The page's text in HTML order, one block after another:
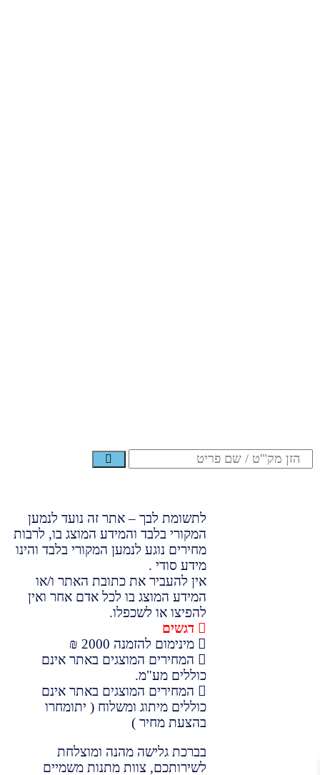
לתשומת לבך – אתר זה נועד לנמען
המקורי בלבד והמידע המוצג בו, לרבות
מחירים נוגע לנמען המקורי בלבד והינו
מידע סודי .
אין להעביר את כתובת האתר ו/או
המידע המוצג בו לכל אדם אחר ואין
להפיצו או לשכפלו.
דגשים
מינימום להזמנה 2000 ₪
המחירים המוצגים באתר אינם
כוללים מע"מ.
המחירים המוצגים באתר אינם
כוללים מיתוג ומשלוח ( יתומחרו
בהצעת מחיר )
בברכת גלישה מהנה ומוצלחת
לשירותכם, צוות מתנות משמיים